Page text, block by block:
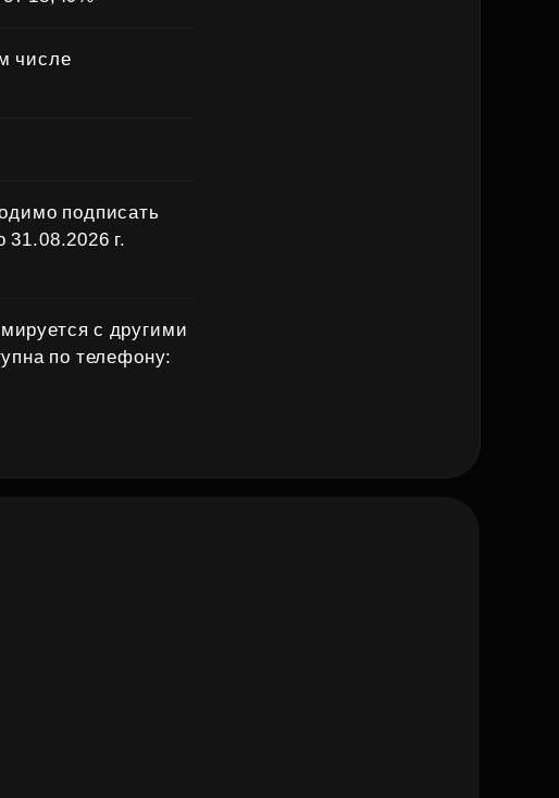
числе
подписать
г.
с другими
по телефону: